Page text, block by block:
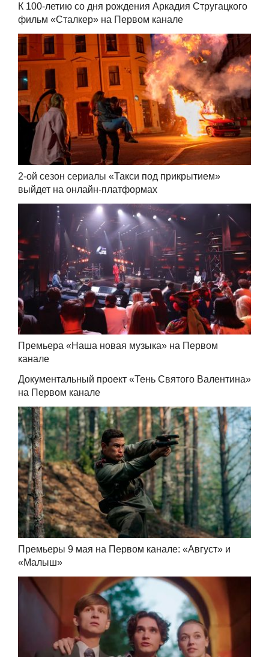
К 100-летию со дня рождения Аркадия Стругацкого
фильм «Сталкер» на Первом канале
2-ой сезон сериалы «Такси под прикрытием»
выйдет на онлайн-платформах
Премьера «Наша новая музыка» на Первом
канале
Документальный проект «Тень Святого Валентина»
на Первом канале
Премьеры 9 мая на Первом канале: «Август» и
«Малыш»